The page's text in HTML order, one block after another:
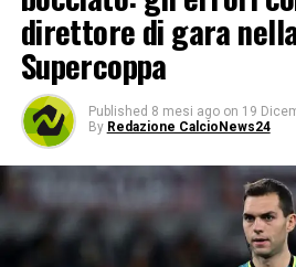
direttore di gara
Supercoppa
Published 8 mesi ago on 19
By Redazione CalcioNews24